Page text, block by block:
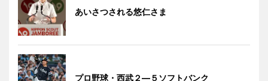
あいさつされる悠仁さま
プロ野球・西武２―５ソフトバンク